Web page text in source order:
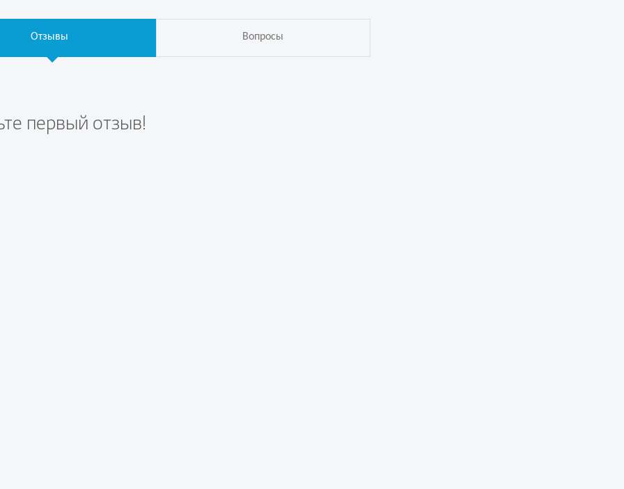
Отзывы Вопросы
первый отзыв!
вопрос первым!